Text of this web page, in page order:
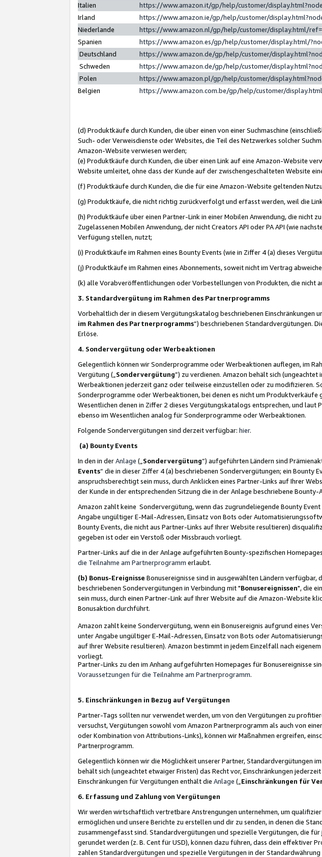
Italien
https://www.amazon.it/gp/help/customer/
Irland
https://www.amazon.ie/gp/help/customer/
Niederlande
https://www.amazon.nl/gp/help/customer/display.html/
Spanien
https://www.amazon.es/gp/help/customer/display.html/
Deutschland
https://www.amazon.de/gp/help/customer/
Schweden
https://www.amazon.de/gp/help/customer/
Polen
https://www.amazon.pl/gp/help/customer/
Belgien
https://www.amazon.com.be/gp/help/customer/
(d) Produktkäufe durch Kunden, die über einen von einer Suchmaschine
Such- oder Verweisdienste oder Websites, die Teil des Netzwerkes solcher
Amazon-Website verwiesen werden;
(e) Produktkäufe durch Kunden, die über einen Link auf eine Amazon-Website
Website umleitet, ohne dass der Kunde auf der zwischengeschalteten Website
(f) Produktkäufe durch Kunden, die die für eine Amazon-Website geltenden
(g) Produktkäufe, die nicht richtig zurückverfolgt und erfasst werden, weil die
(h) Produktkäufe über einen Partner-Link in einer Mobilen Anwendung, die nicht
Zugelassenen Mobilen Anwendung, der nicht Creators API oder PA API (wie
Verfügung stellen, nutzt;
(i) Produktkäufe im Rahmen eines Bounty Events (wie in Ziffer 4 (a) dieses
(j) Produktkäufe im Rahmen eines Abonnements, soweit nicht im Vertrag
(k) alle Vorabveröffentlichungen oder Vorbestellungen von Produkten, die nicht
3. Standardvergütung im Rahmen des Partnerprogramms
Vorbehaltlich der in diesem Vergütungskatalog beschriebenen Einschränkungen
im Rahmen des Partnerprogramms“) beschriebenen Standardvergütungen.
Erlöse.
4. Sondervergütung oder Werbeaktionen
Gelegentlich können wir Sonderprogramme oder Werbeaktionen auflegen, im
Vergütung („ Sondervergütung”) zu verdienen. Amazon behält sich
Werbeaktionen jederzeit ganz oder teilweise einzustellen oder zu modifizieren.
Sonderprogramme oder Werbeaktionen, bei denen es nicht um
Wesentlichen denen in Ziffer 2 dieses Vergütungskatalogs entsprechen, und
ebenso im Wesentlichen analog für Sonderprogramme oder Werbeaktionen.
Folgende Sondervergütungen sind derzeit verfügbar: hier.
(a) Bounty Events
In den in derAnlage („ Sondervergütung“) aufgeführten Ländern sind
Events“ die in dieser Ziffer 4 (a) beschriebenen Sondervergütungen; ein Bounty
anspruchsberechtigt sein muss, durch Anklicken eines Partner-Links auf Ihrer
der Kunde in der entsprechenden Sitzung die in der Anlage beschriebene
Amazon zahlt keine Sondervergütung, wenn das zugrundeliegende Bounty
Angabe ungültiger E-Mail-Adressen, Einsatz von Bots oder
Bounty Events, die nicht aus Partner-Links auf Ihrer Website resultieren)
gegeben ist oder ein Verstoß oder Missbrauch vorliegt.
Partner-Links auf die in der Anlage aufgeführten Bounty-spezifischen
die Teilnahme am Partnerprogramm erlaubt.
(b) Bonus-Ereignisse Bonusereignisse sind in ausgewählten Ländern verfügbar,
beschriebenen Sondervergütungen in Verbindung mit "Bonusereignissen", die
sein muss, durch einen Partner-Link auf Ihrer Website auf die Amazon-Website
Bonusaktion durchführt.
Amazon zahlt keine Sondervergütung, wenn ein Bonusereignis aufgrund eines
unter Angabe ungültiger E-Mail-Adressen, Einsatz von Bots oder
auf Ihrer Website resultieren). Amazon bestimmt in jedem Einzelfall nach
vorliegt.
Partner-Links zu den im Anhang aufgeführten Homepages für Bonusereignisse
Voraussetzungen für die Teilnahme am Partnerprogramm.
5. Einschränkungen in Bezug auf Vergütungen
Partner-Tags sollten nur verwendet werden, um von den Vergütungen zu
versuchst, Vergütungen sowohl vom Amazon Partnerprogramm als auch von
oder Kombination von Attributions-Links), können wir Maßnahmen ergreifen,
Partnerprogramm.
Gelegentlich können wir die Möglichkeit unserer Partner, Standardvergütungen
behält sich (ungeachtet etwaiger Fristen) das Recht vor, Einschränkungen
Einschränkungen für Vergütungen enthält die Anlage („ Einschränkungen für
6. Erfassung und Zahlung von Vergütungen
Wir werden wirtschaftlich vertretbare Anstrengungen unternehmen, um
ermöglichen und unsere Berichte zu erstellen und dir zu senden, in denen die
zusammengefasst sind. Standardvergütungen und spezielle Vergütungen, die
gerundet werden (z. B. Cent für USD), können dazu führen, dass dein effektiver
zahlen Standardvergütungen und spezielle Vergütungen in der